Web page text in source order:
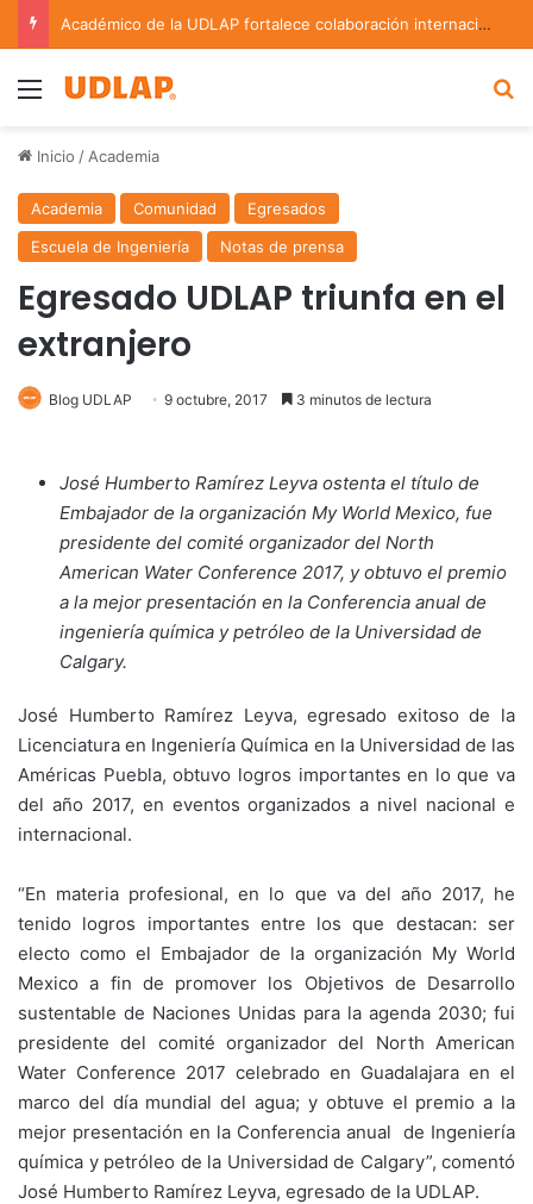
Académico de la UDLAP fortalece colaboración internacional con estancia de investigación en Argentina
Menu
Inicio / Academia
Academia Comunidad
Egresados
Escuela de Ingeniería
Notas de prensa
Egresado UDLAP triunfa en el
extranjero
Blog UDLAP 9 octubre, 2017 3 minutos de lectura
José Humberto Ramírez Leyva ostenta el título de
Embajador de la organización My World Mexico, fue
presidente del comité organizador del North
American Water Conference 2017, y obtuvo el premio
a la mejor presentación en la Conferencia anual de
ingeniería química y petróleo de la Universidad de
Calgary.
José Humberto Ramírez Leyva, egresado exitoso de la
Licenciatura en Ingeniería Química en la Universidad de las
Américas Puebla, obtuvo logros importantes en lo que va
del año 2017, en eventos organizados a nivel nacional e
internacional.
“En materia profesional, en lo que va del año 2017, he
tenido logros importantes entre los que destacan: ser
electo como el Embajador de la organización My World
Mexico a fin de promover los Objetivos de Desarrollo
sustentable de Naciones Unidas para la agenda 2030; fui
presidente del comité organizador del North American
Water Conference 2017 celebrado en Guadalajara en el
marco del día mundial del agua; y obtuve el premio a la
mejor presentación en la Conferencia anual de Ingeniería
química y petróleo de la Universidad de Calgary”, comentó
José Humberto Ramírez Leyva, egresado de la UDLAP.